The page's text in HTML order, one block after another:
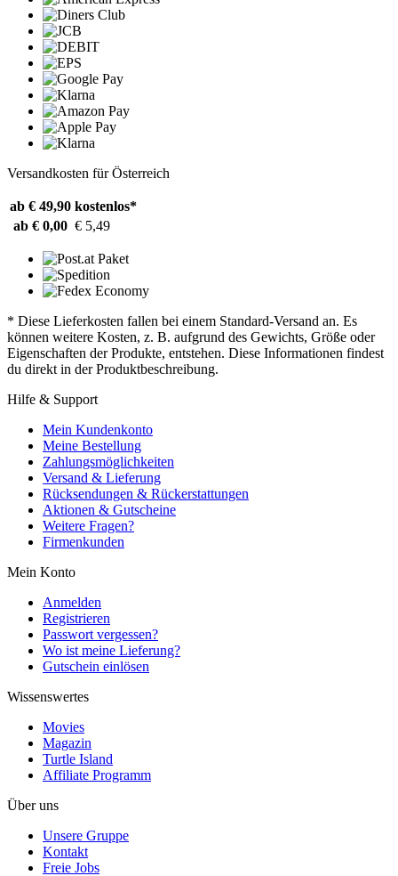
Versandkosten für Österreich
ab € 49,90 kostenlos*
ab € 0,00 € 5,49
* Diese Lieferkosten fallen bei einem Standard-Versand an. Es
können weitere Kosten, z. B. aufgrund des Gewichts, Größe oder
Eigenschaften der Produkte, entstehen. Diese Informationen findest
du direkt in der Produktbeschreibung.
Hilfe & Support
Mein Kundenkonto
Meine Bestellung
Zahlungsmöglichkeiten
Versand & Lieferung
Rücksendungen & Rückerstattungen
Aktionen & Gutscheine
Weitere Fragen?
Firmenkunden
Mein Konto
Anmelden
Registrieren
Passwort vergessen?
Wo ist meine Lieferung?
Gutschein einlösen
Wissenswertes
Movies
Magazin
Turtle Island
Affiliate Programm
Über uns
Unsere Gruppe
Kontakt
Freie Jobs